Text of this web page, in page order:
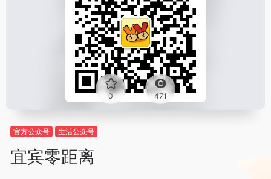
0 471
官方公众号 生活公众号
宜宾零距离